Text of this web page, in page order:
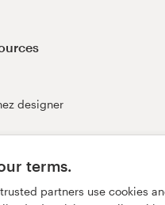
terms.
partners use cookies
designer